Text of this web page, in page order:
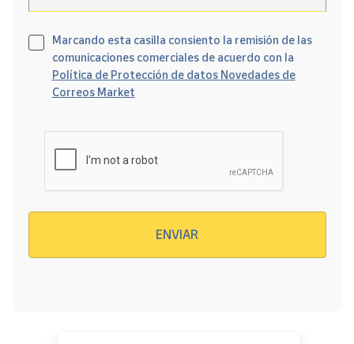
Marcando esta casilla consiento la remisión de las
comunicaciones comerciales de acuerdo con la
Política de Protección de datos Novedades de
Correos Market
ENVIAR